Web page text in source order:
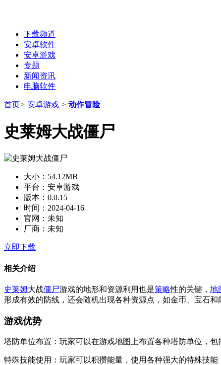
下载频道
安卓软件
安卓游戏
专题
新闻资讯
电脑软件
首页> 安卓游戏 > 动作冒险
史莱姆大战僵尸
大小： 54.12MB
平台： 安卓游戏
版本： 0.0.15
时间： 2024-04-16
官网： 未知
厂商： 未知
立即下载
相关介绍
史莱姆大战僵尸游戏的地形和资源利用也是策略性的关键， 地
形成有效的防线，还会随机出现各种资源点，如金币、宝石
游戏优势
塔防单位布置：玩家可以在游戏地图上布置各种塔防单位，
特殊技能使用：玩家可以积攒能量，使用各种强大的特殊技能